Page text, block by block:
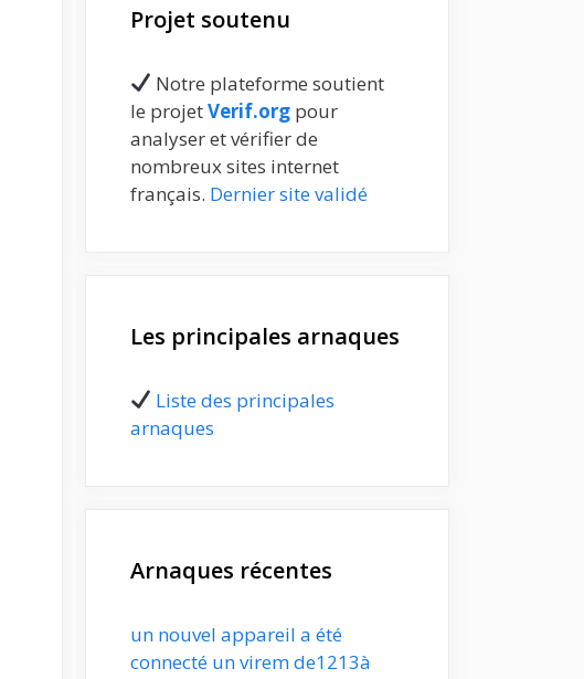
Projet soutenu
Notre plateforme soutient
le projetVerif.org pour
analyser et vérifier de
nombreux sites internet
français. Dernier site validé
Les principales arnaques
Liste des principales
arnaques
Arnaques récentes
un nouvel appareil a été
connecté un virem de1213à